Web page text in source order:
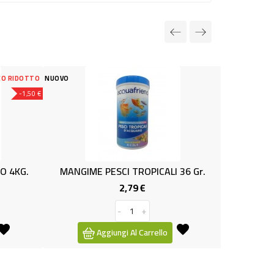
TROPICALI 36 Gr.
Al Carrello
NUOVO
SNACK GATTO WHISKAS MIX
Aggiungi Al Carrello